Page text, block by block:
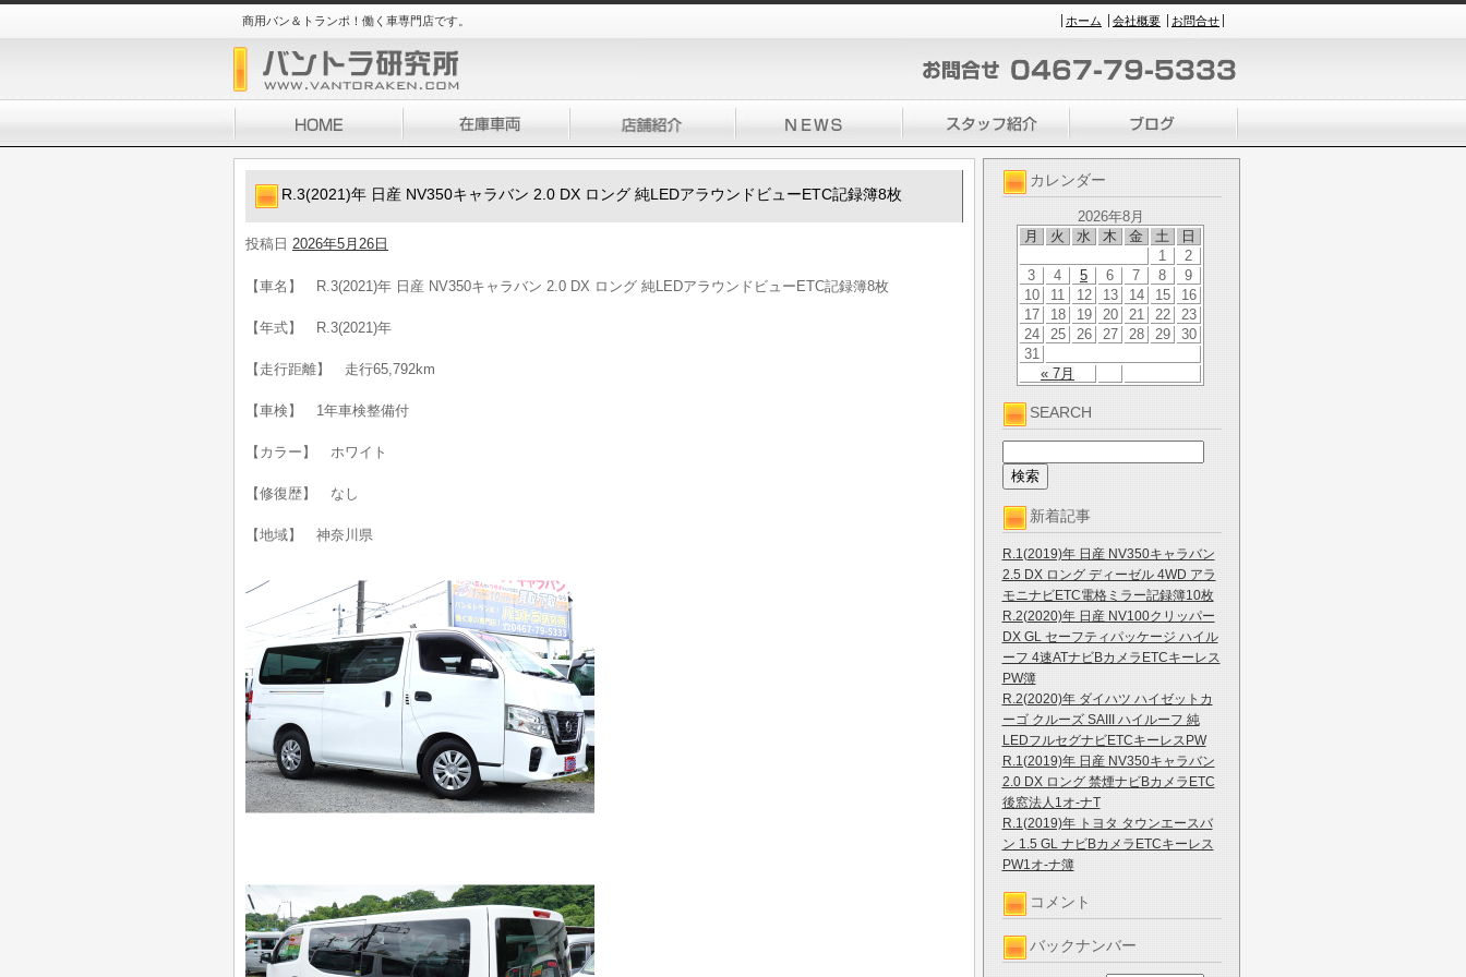
商用バン＆トランポ！働く車専門店です。 ホーム 会社概要 お問合せ
カレンダー
2026年8月
月
火 水 木 金 土 日
« 7月
1
2
3
4 5 6 7 8
9
10
11 12 13 14 15
16
17
18 19 20 21 22
23
24
25 26 27 28 29
30
31
SEARCH
新着記事
R.1(2019)年 日産 NV350キャラバン
2.5 DX ロング ディーゼル 4WD アラ
モニナビETC電格ミラー記録簿10枚
R.2(2020)年 日産 NV100クリッパー
DX GL セーフティパッケージ ハイル
ーフ 4速ATナビBカメラETCキーレス
PW簿
R.2(2020)年 ダイハツ ハイゼットカ
ーゴ クルーズ SAIII ハイルーフ 純
LEDフルセグナビETCキーレスPW
R.1(2019)年 日産 NV350キャラバン
2.0 DX ロング 禁煙ナビBカメラETC
後窓法人1オ-ナT
R.1(2019)年 トヨタ タウンエースバ
ン 1.5 GL ナビBカメラETCキーレス
PW1オ-ナ簿
コメント
バックナンバー
R.3(2021)年 日産 NV350キャラバン 2.0 DX ロング 純LEDアラウンドビューETC記録簿8枚
投稿日 2026年5月26日
【車名】 R.3(2021)年 日産 NV350キャラバン 2.0 DX ロング 純LEDアラウンドビューETC記録簿8枚
【年式】 R.3(2021)年
【走行距離】 走行65,792km
【車検】 1年車検整備付
【カラー】 ホワイト
【修復歴】 なし
【地域】 神奈川県